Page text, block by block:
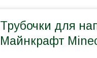
Трубочки для
Майнкрафт